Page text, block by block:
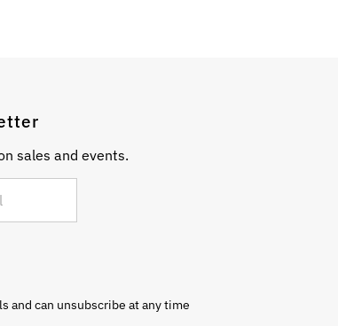
sales and events.
and can unsubscribe at any time